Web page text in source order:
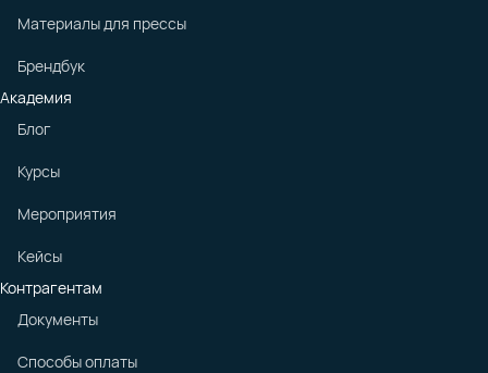
Материалы для прессы
Брендбук
Академия
Блог
Курсы
Мероприятия
Кейсы
Контрагентам
Документы
Способы оплаты